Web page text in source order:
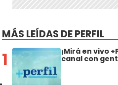
MÁS LEÍDAS DE PERFIL
1 ¡Mirá en vivo
canal con